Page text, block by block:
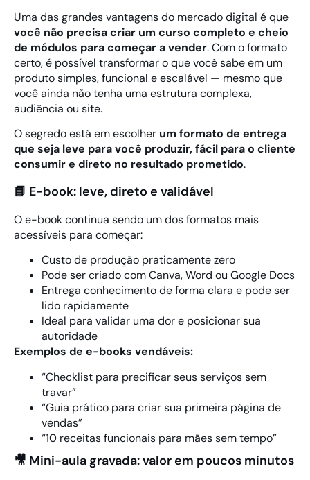
Uma das grandes vantagens do mercado digital é que
você não precisa criar um curso completo e cheio
de módulos para começar a vender. Com o formato
certo, é possível transformar o que você sabe em um
produto simples, funcional e escalável — mesmo que
você ainda não tenha uma estrutura complexa,
audiência ou site.
O segredo está em escolher um formato de entrega
que seja leve para você produzir, fácil para o cliente
consumir e direto no resultado prometido.
📘 E-book: leve, direto e validável
O e-book continua sendo um dos formatos mais
acessíveis para começar:
Custo de produção praticamente zero
Pode ser criado com Canva, Word ou Google Docs
Entrega conhecimento de forma clara e pode ser
lido rapidamente
Ideal para validar uma dor e posicionar sua
autoridade
Exemplos de e-books vendáveis:
“Checklist para precificar seus serviços sem
travar”
“Guia prático para criar sua primeira página de
vendas”
“10 receitas funcionais para mães sem tempo”
🎥 Mini-aula gravada: valor em poucos minutos